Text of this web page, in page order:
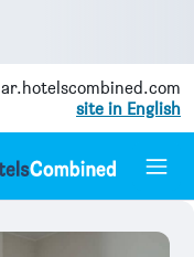
ar.hotelscombined.com
site in English